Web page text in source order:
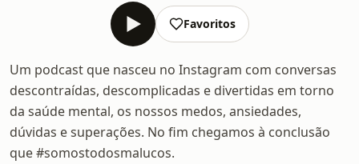
Favoritos
Um podcast que nasceu no Instagram com conversas
descontraídas, descomplicadas e divertidas em torno
da saúde mental, os nossos medos, ansiedades,
dúvidas e superações. No fim chegamos à conclusão
que #somostodosmalucos.